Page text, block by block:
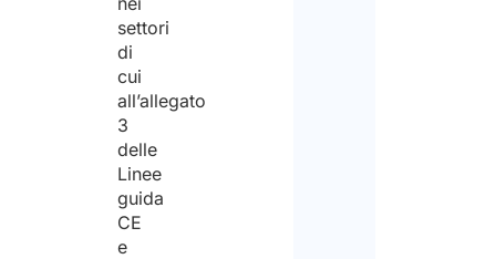
settori
di
cui
all’allegato
3
delle
Linee
guida
CE
e